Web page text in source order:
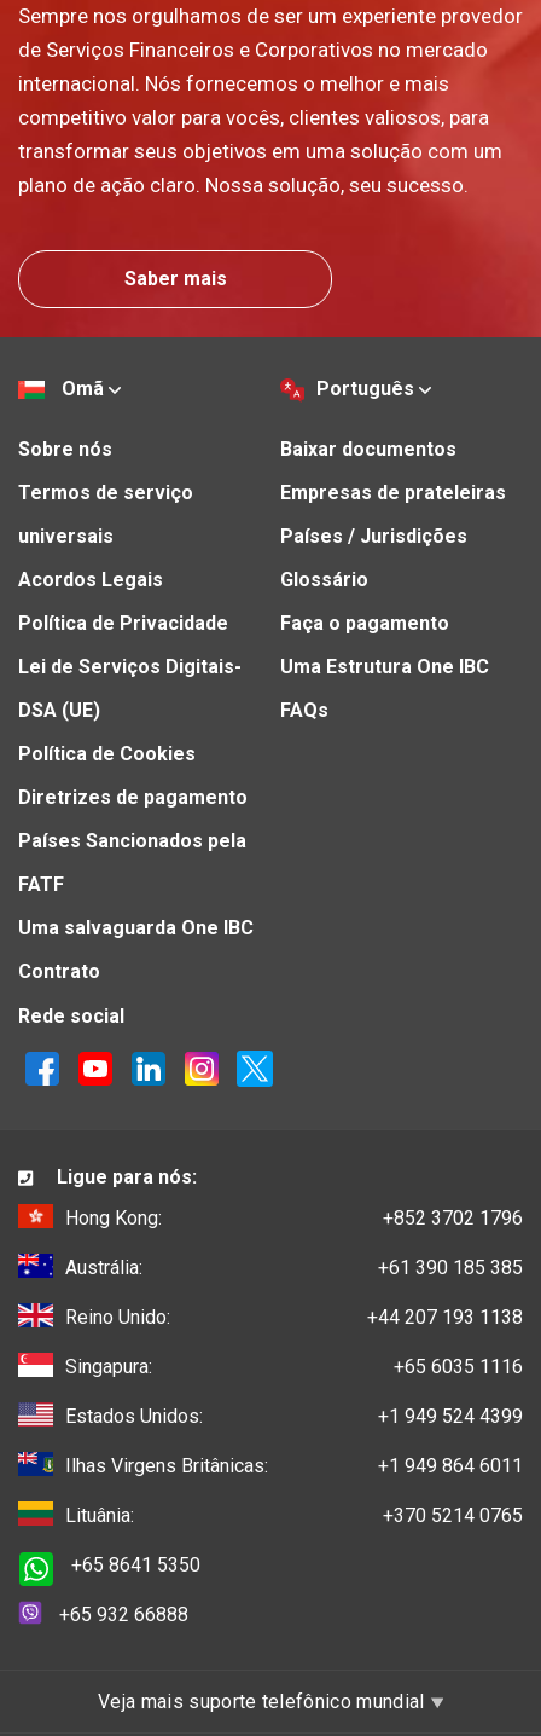
Sempre nos orgulhamos de ser um experiente provedor
de Serviços Financeiros e Corporativos no mercado
internacional. Nós fornecemos o melhor e mais
competitivo valor para vocês, clientes valiosos, para
transformar seus objetivos em uma solução com um
plano de ação claro. Nossa solução, seu sucesso.
Saber mais
Omã Português
Sobre nós
Termos de serviço
universais
Acordos Legais
Política de Privacidade
Lei de Serviços Digitais-
DSA (UE)
Política de Cookies
Diretrizes de pagamento
Países Sancionados pela
FATF
Uma salvaguarda One IBC
Contrato
Baixar documentos
Empresas de prateleiras
Países / Jurisdições
Glossário
Faça o pagamento
Uma Estrutura One IBC
FAQs
Rede social
Ligue para nós:
Hong Kong:
+852 3702 1796
Austrália: +61 390 185 385
Reino Unido: +44 207 193 1138
Singapura: +65 6035 1116
Estados Unidos: +1 949 524 4399
Ilhas Virgens Britânicas: +1 949 864 6011
Lituânia: +370 5214 0765
+65 8641 5350
+65 932 66888
Veja mais suporte telefônico mundial